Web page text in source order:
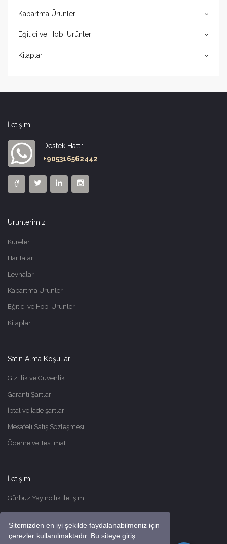
Sitemizden en iyi şekilde faydalanabilmeniz için
çerezler kullanılmaktadır. Bu siteye giriş
Kabartma Ürünler
Eğitici ve Hobi Ürünler
Kitaplar
İletişim
Destek Hattı:
+905316562442
Ürünlerimiz
Küreler
Haritalar
Levhalar
Kabartma Ürünler
Eğitici ve Hobi Ürünler
Kitaplar
Satın Alma Koşulları
Gizlilik ve Güvenlik
Garanti Şartları
İptal ve İade şartları
Mesafeli Satış Sözleşmesi
Ödeme ve Teslimat
İletişim
Gürbüz Yayıncılık İletişim